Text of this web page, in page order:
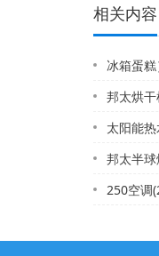
相关内容
冰箱蛋
邦太烘干
太阳能热水器
邦太半球燃
250空调